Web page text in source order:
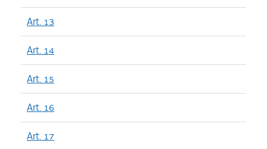
Art. 13
Art. 14
Art. 15
Art. 16
Art. 17